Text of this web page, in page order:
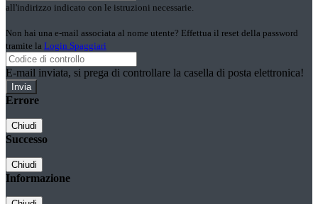
all'indirizzo indicato con le istruzioni necessarie.
Non hai una e-mail associata al nome utente? Effettua il reset della password
tramite la Login Spaggiari
E-mail inviata, si prega di controllare la casella di posta elettronica!
Errore
Chiudi
Successo
Chiudi
Informazione